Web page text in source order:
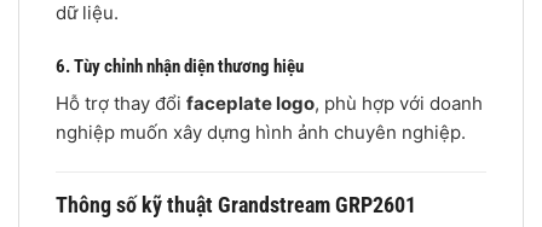
dữ liệu.
6. Tùy chỉnh nhận diện thương hiệu
Hỗ trợ thay đổi faceplate logo, phù hợp với doanh
nghiệp muốn xây dựng hình ảnh chuyên nghiệp.
Thông số kỹ thuật Grandstream GRP2601